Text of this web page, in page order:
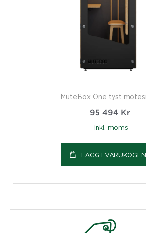
MuteBox One tyst
95 494 Kr
inkl. moms
LÄGG I VARUKOGEN